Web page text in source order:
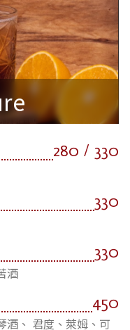
280 / 330
330
330
酒
450
酒、 君度、萊姆、可